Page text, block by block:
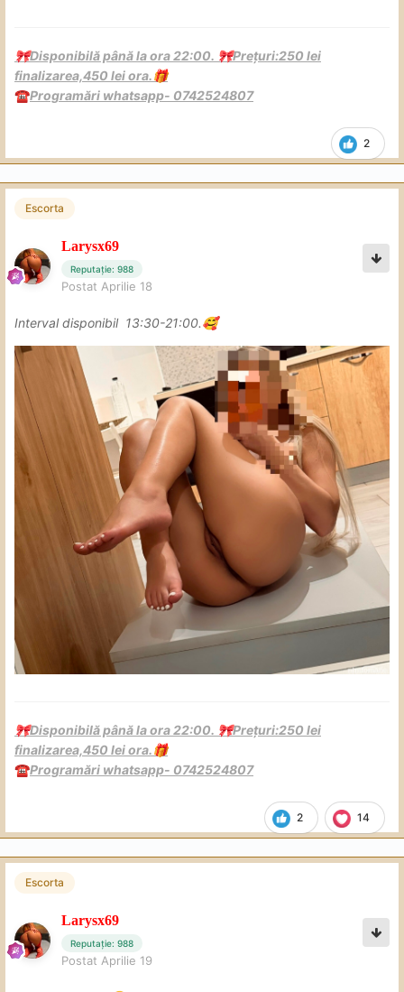
2
🎀Disponibilă până la ora 22:00. 🎀Prețuri:250 lei
finalizarea,450 lei ora.🎁
☎️Programări whatsapp- 0742524807
Escorta
Larysx69
Reputație: 988
Postat Aprilie 18
Interval disponibil 13:30-21:00.🥰
2 14
🎀Disponibilă până la ora 22:00. 🎀Prețuri:250 lei
finalizarea,450 lei ora.🎁
☎️Programări whatsapp- 0742524807
Escorta
Larysx69
Reputație: 988
Postat Aprilie 19